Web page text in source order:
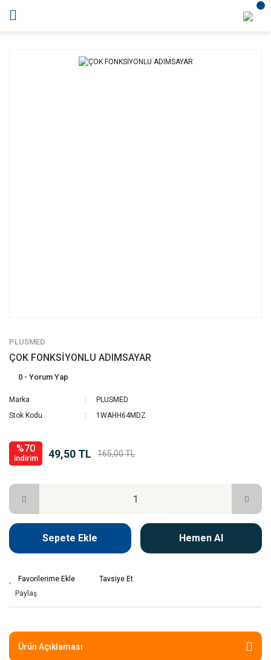
PLUSMED
ÇOK FONKSİYONLU ADIMSAYAR
0 - Yorum Yap
Marka
PLUSMED
Stok Kodu
1WAHH64MDZ
%70
indirim 49,50 TL 165,00 TL
Sepete Ekle Hemen Al
Tavsiye Et
Paylaş
Ürün Açıklaması